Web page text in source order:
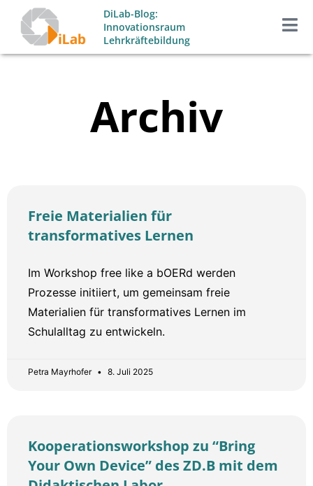
Inhalt
springen
DiLab-Blog:
Innovationsraum
Lehrkräftebildung
Archiv
Freie Materialien für
transformatives Lernen
Im Workshop free like a bOERd werden
Prozesse initiiert, um gemeinsam freie
Materialien für transformatives Lernen im
Schulalltag zu entwickeln.
Petra Mayrhofer 8. Juli 2025
Kooperationsworkshop zu “Bring
Your Own Device” des ZD.B mit dem